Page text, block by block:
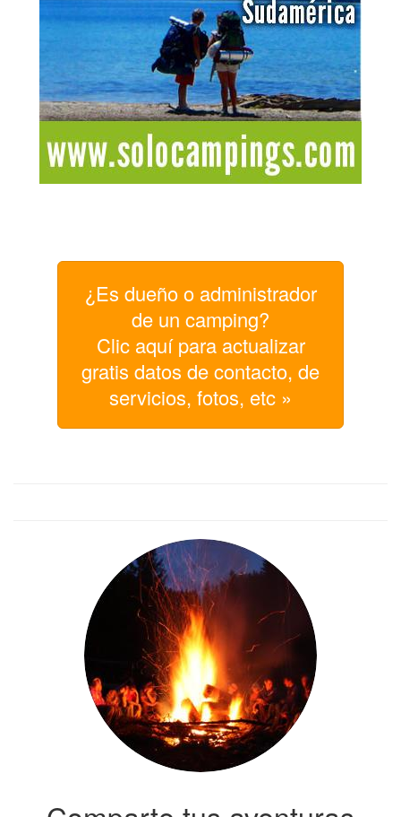
¿Es dueño o administrador
de un camping?
Clic aquí para actualizar
gratis datos de contacto, de
servicios, fotos, etc »